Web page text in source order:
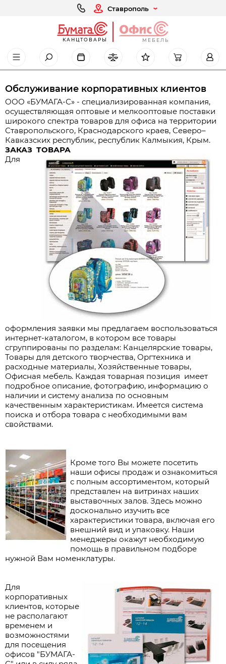
Ставрополь
КАНЦТОВАРЫ МЕБЕЛЬ
Обслуживание корпоративных клиентов
ООО «БУМАГА-С» - специализированная компания,
осуществляющая оптовые и мелкооптовые поставки
широкого спектра товаров для офиса на территории
Ставропольского, Краснодарского краев, Северо–
Кавказских республик, республик Калмыкия, Крым.
ЗАКАЗ ТОВАРА
Для
оформления заявки мы предлагаем воспользоваться
интернет-каталогом, в котором все товары
сгруппированы по разделам: Канцелярские товары,
Товары для детского творчества, Оргтехника и
расходные материалы, Хозяйственные товары,
Офисная мебель. Каждая товарная позиция имеет
подробное описание, фотографию, информацию о
наличии и систему анализа по основным
качественным характеристикам. Имеется система
поиска и отбора товара с необходимыми вам
свойствами.
Кроме того Вы можете посетить
наши офисы продаж и ознакомиться
с полным ассортиментом, который
представлен на витринах наших
выставочных залов. Здесь можно
досконально изучить все
характеристики товара, включая его
внешний вид и упаковку. Наши
менеджеры окажут необходимую
помощь в правильном подборе
нужной Вам номенклатуры.
Для
корпоративных
клиентов, которые
не располагают
временем и
возможностями
для посещения
офисов "БУМАГА-